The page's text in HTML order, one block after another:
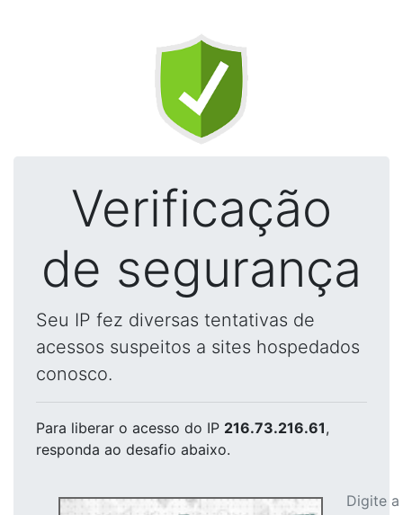
Verificação
de segurança
Seu IP fez diversas tentativas de
acessos suspeitos a sites hospedados
conosco.
Para liberar o acesso do IP 216.73.216.61,
responda ao desafio abaixo.
Digite